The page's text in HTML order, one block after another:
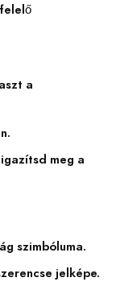
a
meg a
szimbóluma.
jelképe.